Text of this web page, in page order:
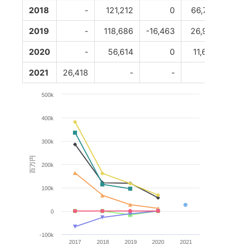
2018 - 121,212 0 66,770
2019 - 118,686 -16,463 26,937
2020 - 56,614 0 11,633
2021 26,418 - -
百万円
2017 2018 2019 2020 2021
-100k
0
100k
200k
300k
400k
500k